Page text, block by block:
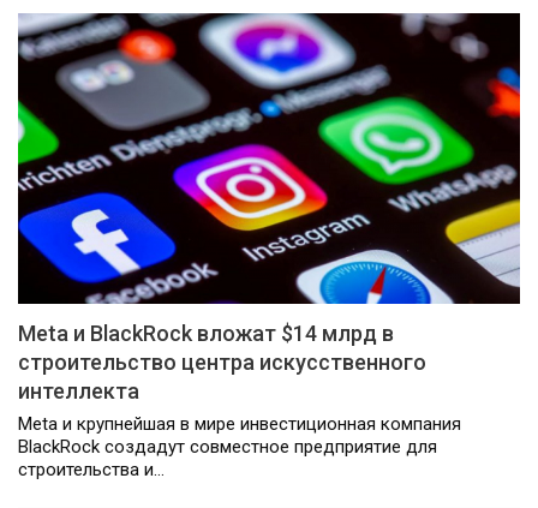
Meta и BlackRock вложат $14 млрд в
строительство центра искусственного
интеллекта
Meta и крупнейшая в мире инвестиционная компания
BlackRock создадут совместное предприятие для
строительства и…